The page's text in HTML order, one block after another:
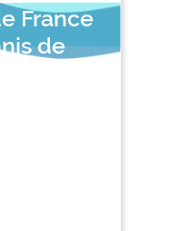
France
de